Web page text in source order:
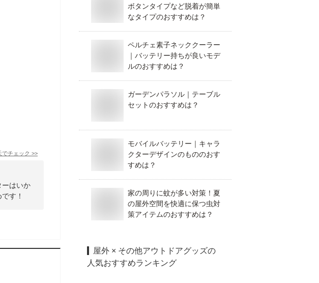
でチェック >>
ーはいか
す！
ボタンタイプなど脱着が簡単
なタイプのおすすめは？
ペルチェ素子ネッククーラー
｜バッテリー持ちが良いモデ
ルのおすすめは？
ガーデンパラソル｜テーブル
セットのおすすめは？
モバイルバッテリー｜キャラ
クターデザインのもののおす
すめは？
家の周りに蚊が多い対策！夏
の屋外空間を快適に保つ虫対
策アイテムのおすすめは？
屋外 × その他アウトドアグッズの
人気おすすめランキング